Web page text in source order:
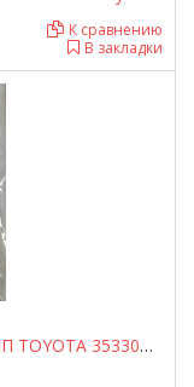
В закладки
К сравнению
Оригинальный фильтр масляный АКПП TOYOTA 3533060050